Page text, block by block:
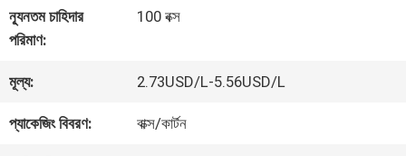
ভ্রমণ
মান
নিয়ন্ত্রণ
ন্যূনতম চাহিদার
পরিমাণ:
100 বক্স
মূল্য: 2.73USD/L-5.56USD/L
প্যাকেজিং বিবরণ: বাক্স/কার্টন